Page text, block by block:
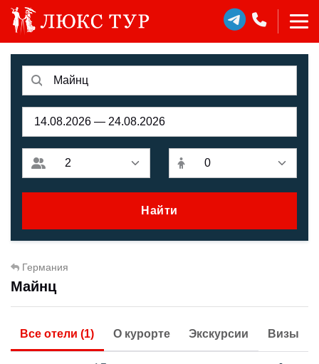
Найти
Германия
Майнц
Все отели (1) О курорте Экскурсии Визы